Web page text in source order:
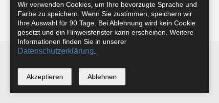
Instagram
*
Wir verwenden Cookies, um Ihre bevorzugte Sprache und
Farbe zu speichern. Wenn Sie zustimmen, speichern wir
Ihre Auswahl für 90 Tage. Bei Ablehnung wird kein Cookie
gesetzt und ein Hinweisfenster kann erscheinen. Weitere
Informationen finden Sie in unserer
Datenschutzerklärung
Akzeptieren Ablehnen